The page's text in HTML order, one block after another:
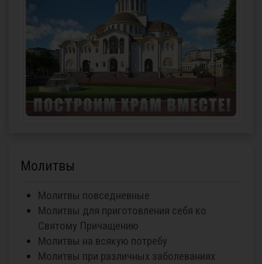
Молитвы
Молитвы повседневные
Молитвы для приготовления себя ко
Святому Причащению
Молитвы на всякую потребу
Молитвы при различных заболеваниях